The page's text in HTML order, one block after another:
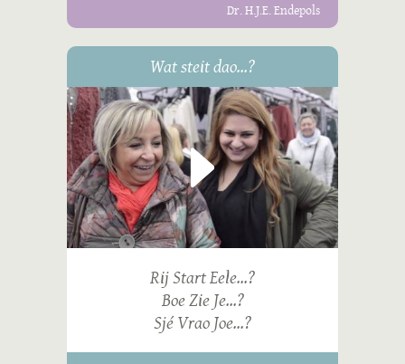
Dr. H.J.E. Endepols
Wat steit dao...?
Rij Start Eele...?
Boe Zie Je...?
Sjé Vrao Joe...?